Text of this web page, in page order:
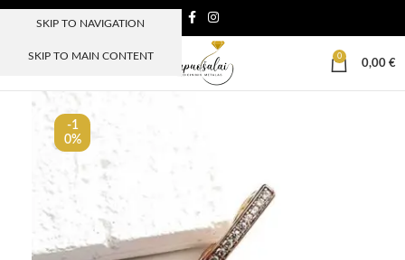
SKIP TO NAVIGATION
SKIP TO MAIN CONTENT
MENIU
0
0,00 €
-1
0%